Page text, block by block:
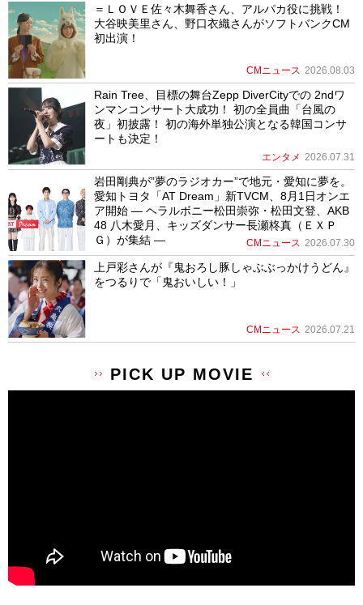
＝ＬＯＶＥ佐々木舞香さん、アルパカ役に挑戦！
大谷映美里さん、野口衣織さんがソフトバンクCM
初出演！
CMニュース 2026.08.03
Rain Tree、目標の舞台Zepp DiverCityでの 2ndワ
ンマンコンサート大成功！ 初の全員曲「台風の
夜」初披露！ 初の海外単独公演となる韓国コンサ
ートも決定！
エンタメ 2026.07.31
岩田剛典が”夢のラジオカー”で地元・愛知に夢を。
愛知トヨタ「AT Dream」新TVCM、8月1日オンエ
ア開始 ― ヘラルボニー松田崇弥・松田文登、AKB
48 八木愛月、キッズダンサー長瀬柊真（ＥＸＰ
Ｇ）が集結 ―
CMニュース 2026.07.30
上戸彩さんが『鬼おろし豚しゃぶぶっかけうどん』
をつるりで「鬼おいしい！」
CMニュース 2026.07.21
PICK UP MOVIE